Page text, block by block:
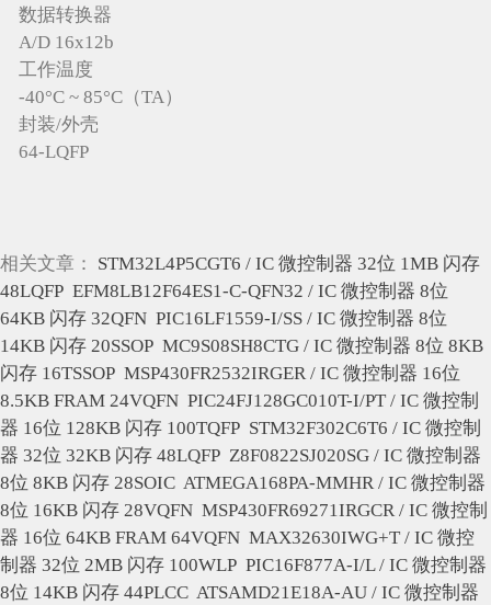
数据转换器
A/D 16x12b
工作温度
-40°C ~ 85°C（TA）
封装/外壳
64-LQFP
相关文章： STM32L4P5CGT6 / IC 微控制器 32位 1MB 闪存
48LQFP EFM8LB12F64ES1-C-QFN32 / IC 微控制器 8位
64KB 闪存 32QFN PIC16LF1559-I/SS / IC 微控制器 8位
14KB 闪存 20SSOP MC9S08SH8CTG / IC 微控制器 8位 8KB
闪存 16TSSOP MSP430FR2532IRGER / IC 微控制器 16位
8.5KB FRAM 24VQFN PIC24FJ128GC010T-I/PT / IC 微控制
器 16位 128KB 闪存 100TQFP STM32F302C6T6 / IC 微控制
器 32位 32KB 闪存 48LQFP Z8F0822SJ020SG / IC 微控制器
8位 8KB 闪存 28SOIC ATMEGA168PA-MMHR / IC 微控制器
8位 16KB 闪存 28VQFN MSP430FR69271IRGCR / IC 微控制
器 16位 64KB FRAM 64VQFN MAX32630IWG+T / IC 微控
制器 32位 2MB 闪存 100WLP PIC16F877A-I/L / IC 微控制器
8位 14KB 闪存 44PLCC ATSAMD21E18A-AU / IC 微控制器